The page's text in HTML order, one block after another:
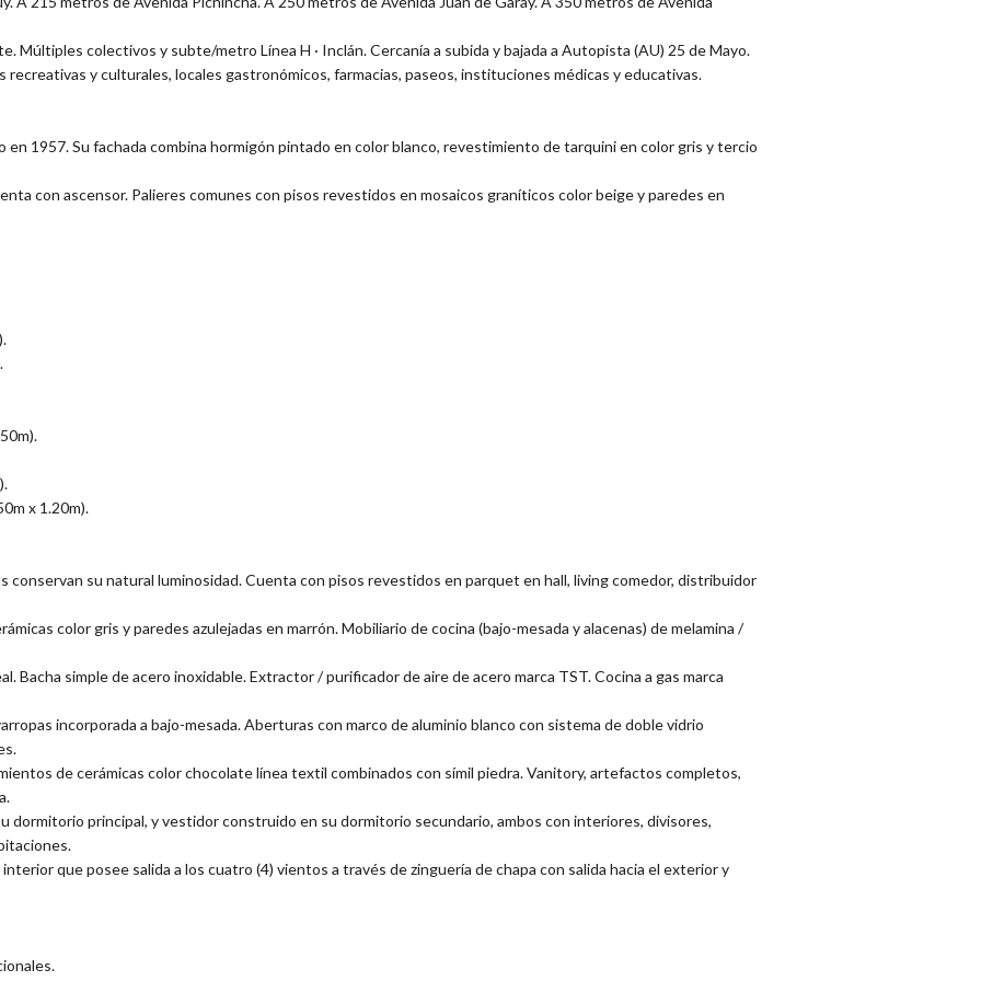
Múltiples colectivos y subte/metro Línea H · Inclán. Cercanía a subida y bajada a Autopista (AU) 25 de Mayo.
recreativas y culturales, locales gastronómicos, farmacias, paseos, instituciones médicas y educativas.
1957. Su fachada combina hormigón pintado en color blanco, revestimiento de tarquini en color gris y tercio
con ascensor. Palieres comunes con pisos revestidos en mosaicos graníticos color beige y paredes en
x 1.20m).
conservan su natural luminosidad. Cuenta con pisos revestidos en parquet en hall, living comedor, distribuidor
color gris y paredes azulejadas en marrón. Mobiliario de cocina (bajo-mesada y alacenas) de melamina /
Bacha simple de acero inoxidable. Extractor / purificador de aire de acero marca TST. Cocina a gas marca
incorporada a bajo-mesada. Aberturas con marco de aluminio blanco con sistema de doble vidrio
de cerámicas color chocolate línea textil combinados con símil piedra. Vanitory, artefactos completos,
dormitorio principal, y vestidor construido en su dormitorio secundario, ambos con interiores, divisores,
que posee salida a los cuatro (4) vientos a través de zinguería de chapa con salida hacia el exterior y